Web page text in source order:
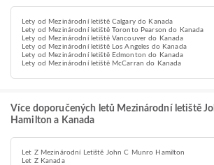
Lety od Mezinárodní letiště Calgary do Kanada
Lety od Mezinárodní letiště Toronto Pearson do Kanada
Lety od Mezinárodní letiště Vancouver do Kanada
Lety od Mezinárodní letiště Los Angeles do Kanada
Lety od Mezinárodní letiště Edmonton do Kanada
Lety od Mezinárodní letiště McCarran do Kanada
Více doporučených letů Mezinárodní letiště
Hamilton a Kanada
Let Z Mezinárodní Letiště John C Munro Hamilton
Let Z Kanada